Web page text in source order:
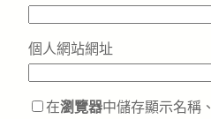
個人網站網址
在瀏覽器中儲存顯示名稱